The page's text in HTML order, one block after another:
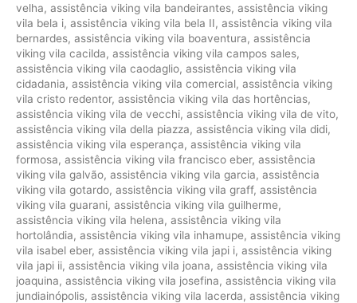
velha, assistência viking vila bandeirantes, assistência viking
vila bela i, assistência viking vila bela II, assistência viking vila
bernardes, assistência viking vila boaventura, assistência
viking vila cacilda, assistência viking vila campos sales,
assistência viking vila caodaglio, assistência viking vila
cidadania, assistência viking vila comercial, assistência viking
vila cristo redentor, assistência viking vila das hortências,
assistência viking vila de vecchi, assistência viking vila de vito,
assistência viking vila della piazza, assistência viking vila didi,
assistência viking vila esperança, assistência viking vila
formosa, assistência viking vila francisco eber, assistência
viking vila galvão, assistência viking vila garcia, assistência
viking vila gotardo, assistência viking vila graff, assistência
viking vila guarani, assistência viking vila guilherme,
assistência viking vila helena, assistência viking vila
hortolândia, assistência viking vila inhamupe, assistência viking
vila isabel eber, assistência viking vila japi i, assistência viking
vila japi ii, assistência viking vila joana, assistência viking vila
joaquina, assistência viking vila josefina, assistência viking vila
jundiainópolis, assistência viking vila lacerda, assistência viking